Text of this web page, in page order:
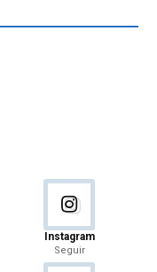
Instagram
Seguir